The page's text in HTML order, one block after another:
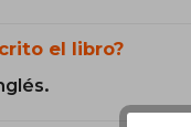
el libro?